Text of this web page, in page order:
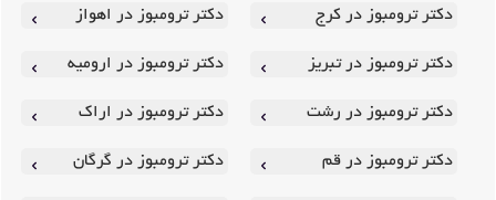
دکتر ترومبوز در کرج دکتر ترومبوز در اهواز
دکتر ترومبوز در تبریز دکتر ترومبوز در ارومیه
دکتر ترومبوز در رشت دکتر ترومبوز در اراک
دکتر ترومبوز در قم دکتر ترومبوز در گرگان